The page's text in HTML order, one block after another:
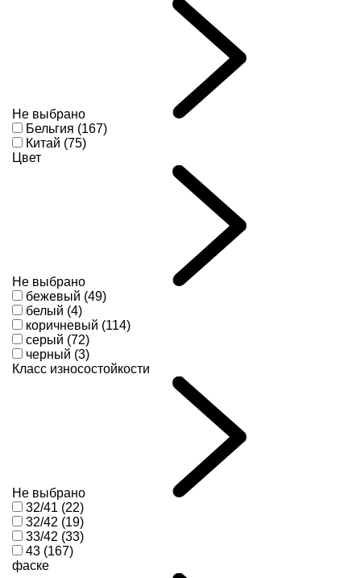
Не выбрано
Бельгия (167)
Китай (75)
Цвет
Не выбрано
бежевый (49)
белый (4)
коричневый (114)
серый (72)
черный (3)
Класс износостойкости
Не выбрано
32/41 (22)
32/42 (19)
33/42 (33)
43 (167)
фаске